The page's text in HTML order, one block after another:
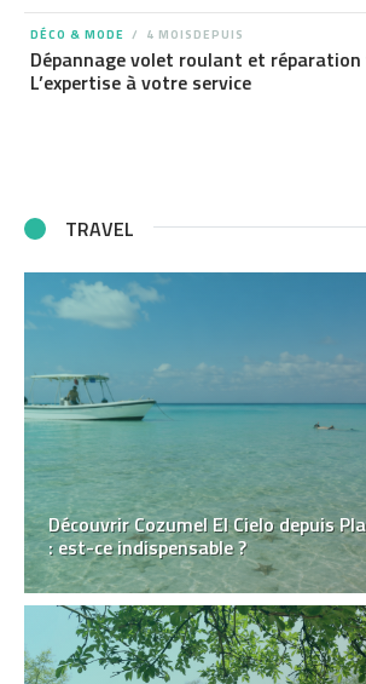
DÉCO & MODE 4 MOISDEPUIS
Dépannage volet roulant et
L’expertise à votre service
TRAVEL
Découvrir Cozumel El Cielo depuis
: est-ce indispensable ?